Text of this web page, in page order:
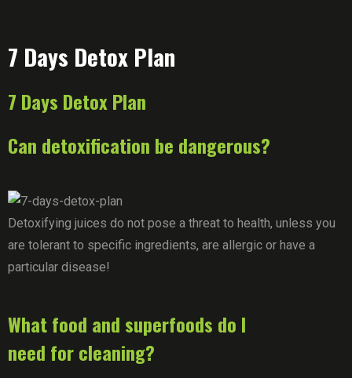
7 Days Detox Plan
7 Days Detox Plan
Can detoxification be dangerous?
Detoxifying juices do not pose a threat to health, unless you
are tolerant to specific ingredients, are allergic or have a
particular disease!
What food and superfoods do I
need for cleaning?